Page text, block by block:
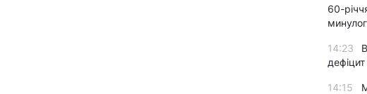
60-
14:23
14:15